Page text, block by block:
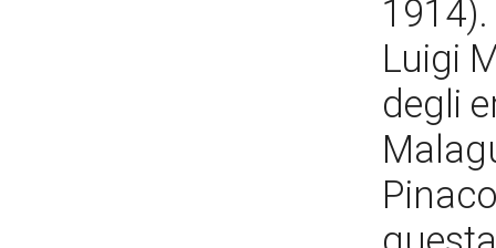
Luigi
degli